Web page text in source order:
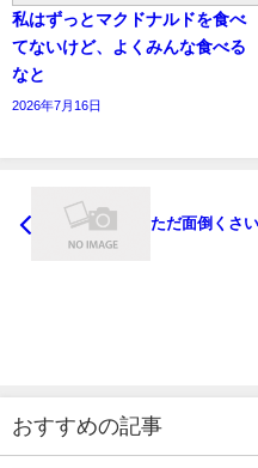
私はずっとマクドナルドを食べ
てないけど、よくみんな食べる
なと
2026年7月16日
ただ面倒くさ
おすすめの記事